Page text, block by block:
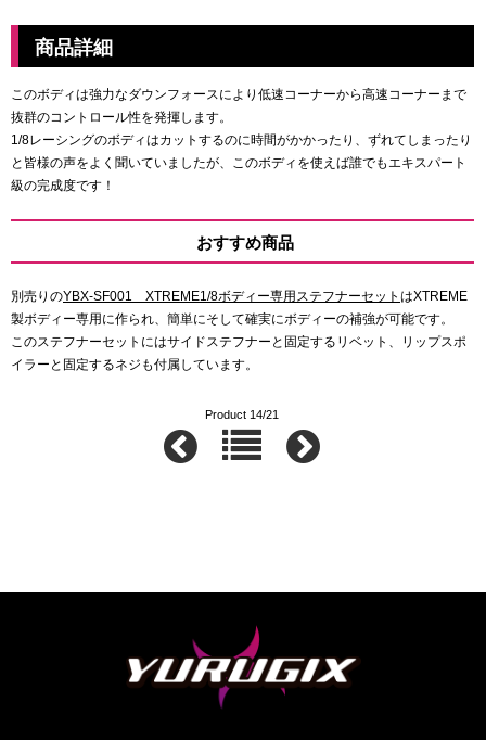
商品詳細
このボディは強力なダウンフォースにより低速コーナーから高速コーナーまで
抜群のコントロール性を発揮します。
1/8レーシングのボディはカットするのに時間がかかったり、ずれてしまったり
と皆様の声をよく聞いていましたが、このボディを使えば誰でもエキスパート
級の完成度です！
おすすめ商品
別売りのYBX-SF001 XTREME1/8ボディー専用ステフナーセット はXTREME
製ボディー専用に作られ、簡単にそして確実にボディーの補強が可能です。
このステフナーセットにはサイドステフナーと固定するリベット、リップスポ
イラーと固定するネジも付属しています。
Product 14/21